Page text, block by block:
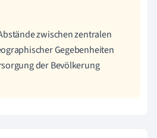
zwischen zentralen
Gegebenheiten
der Bevölkerung